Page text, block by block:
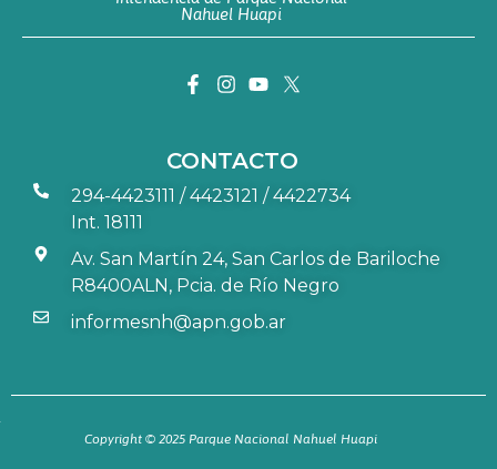
Nahuel Huapi
CONTACTO
294-4423111 / 4423121 / 4422734
Int. 18111
Av. San Martín 24, San Carlos de Bariloche
R8400ALN, Pcia. de Río Negro
informesnh@apn.gob.ar
Copyright © 2025 Parque Nacional Nahuel Huapi